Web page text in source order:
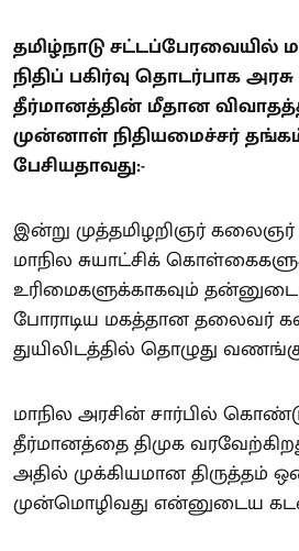
தமிழ்நாடு சட்டப்பேரவையில்
நிதிப் பகிர்வு தொடர்பாக
தீர்மானத்தின் மீதான
முன்னாள் நிதியமைச்சர்
பேசியதாவது:-
இன்று முத்தமிழறிஞர் கலைஞர்
மாநில சுயாட்சிக்
உரிமைகளுக்காகவும்
போராடிய மகத்தான தலைவர்
துயிலிடத்தில் தொழுது
மாநில அரசின் சார்பில்
தீர்மானத்தை திமுக
அதில் முக்கியமான திருத்தம்
முன்மொழிவது என்னுடைய